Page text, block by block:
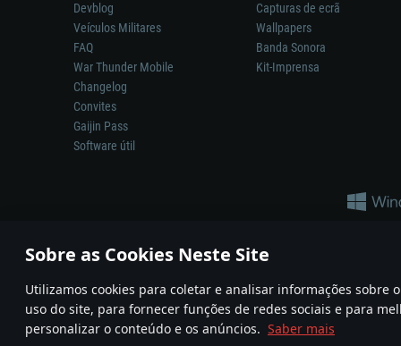
Sobre as Cookies Neste Site
Utilizamos cookies para coletar e analisar informações sobre
uso do site, para fornecer funções de redes sociais e para
personalizar o conteúdo e os anúncios. Saber mais
Devblog
Veículos Militares
FAQ
War Thunder Mobile
Changelog
Convites
Gaijin Pass
Software útil
Capturas de ecrã
Wallpapers
Banda Sonora
Kit-Imprensa
A reprodução de qualquer sistema de armas ou veículo neste
© 2011—2026 Gaijin Games Kft. All trademarks, logos and brand
Termos e condições Termos de Serviço